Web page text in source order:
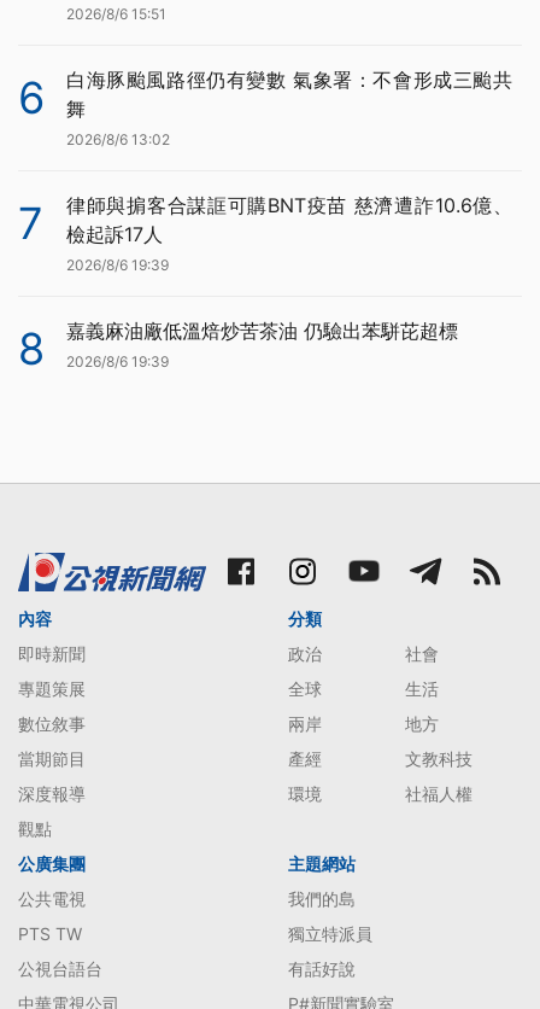
2026/8/6 15:51
6
白海豚颱風路徑仍有變數 氣象署：不會形成三颱共
舞
2026/8/6 13:02
7
律師與掮客合謀誆可購BNT疫苗 慈濟遭詐10.6億、
檢起訴17人
2026/8/6 19:39
8 嘉義麻油廠低溫焙炒苦茶油 仍驗出苯駢芘超標
2026/8/6 19:39
內容
即時新聞
專題策展
數位敘事
當期節目
深度報導
觀點
分類
政治
社會
全球
生活
兩岸
地方
產經
文教科技
環境
社福人權
公廣集團
公共電視
PTS TW
公視台語台
中華電視公司
主題網站
我們的島
獨立特派員
有話好說
P#新聞實驗室